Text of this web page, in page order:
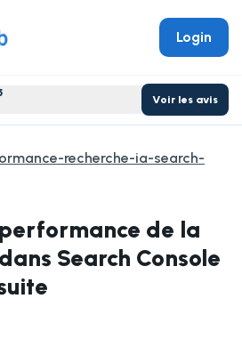
Login
Voir les avis
recherche-ia-search-
de la
Search Console